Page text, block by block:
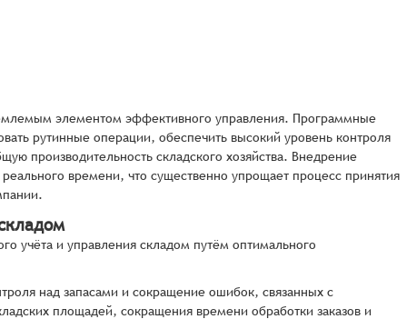
элементом эффективного управления. Программные
рутинные операции, обеспечить высокий уровень контроля
производительность складского хозяйства. Внедрение
времени, что существенно упрощает процесс принятия
учёта и управления складом путём оптимального
над запасами и сокращение ошибок, связанных с
площадей, сокращения времени обработки заказов и